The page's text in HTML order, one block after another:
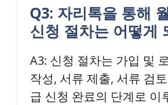
Q3: 자리톡을 통해
신청 절차는 어떻게
A3: 신청 절차는 가입 및
작성, 서류 제출, 서류 검
급 신청 완료의 단계로 이